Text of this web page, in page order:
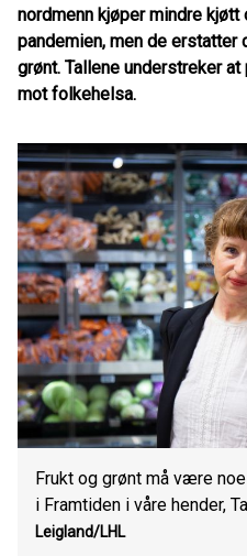
nordmenn kjøper mindre
pandemien, men de
grønt. Tallene understreker
mot folkehelsa.
Frukt og grønt må være
i Framtiden i våre hender,
Leigland/LHL